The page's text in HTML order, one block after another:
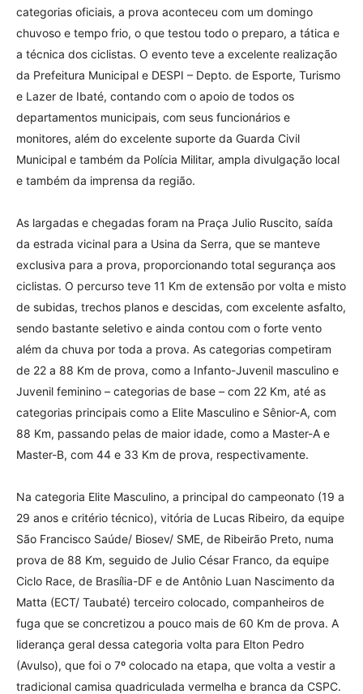
categorias oficiais, a prova aconteceu com um domingo
chuvoso e tempo frio, o que testou todo o preparo, a tática e
a técnica dos ciclistas. O evento teve a excelente realização
da Prefeitura Municipal e DESPI – Depto. de Esporte, Turismo
e Lazer de Ibaté, contando com o apoio de todos os
departamentos municipais, com seus funcionários e
monitores, além do excelente suporte da Guarda Civil
Municipal e também da Polícia Militar, ampla divulgação local
e também da imprensa da região.
As largadas e chegadas foram na Praça Julio Ruscito, saída
da estrada vicinal para a Usina da Serra, que se manteve
exclusiva para a prova, proporcionando total segurança aos
ciclistas. O percurso teve 11 Km de extensão por volta e misto
de subidas, trechos planos e descidas, com excelente asfalto,
sendo bastante seletivo e ainda contou com o forte vento
além da chuva por toda a prova. As categorias competiram
de 22 a 88 Km de prova, como a Infanto-Juvenil masculino e
Juvenil feminino – categorias de base – com 22 Km, até as
categorias principais como a Elite Masculino e Sênior-A, com
88 Km, passando pelas de maior idade, como a Master-A e
Master-B, com 44 e 33 Km de prova, respectivamente.
Na categoria Elite Masculino, a principal do campeonato (19 a
29 anos e critério técnico), vitória de Lucas Ribeiro, da equipe
São Francisco Saúde/ Biosev/ SME, de Ribeirão Preto, numa
prova de 88 Km, seguido de Julio César Franco, da equipe
Ciclo Race, de Brasília-DF e de Antônio Luan Nascimento da
Matta (ECT/ Taubaté) terceiro colocado, companheiros de
fuga que se concretizou a pouco mais de 60 Km de prova. A
liderança geral dessa categoria volta para Elton Pedro
(Avulso), que foi o 7º colocado na etapa, que volta a vestir a
tradicional camisa quadriculada vermelha e branca da CSPC.